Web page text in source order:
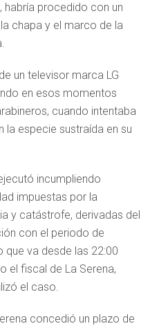
habría procedido con un
chapa y el marco de la
un televisor marca LG
en esos momentos
cuando intentaba
la especie sustraída en su
incumpliendo
impuestas por la
y catástrofe, derivadas del
con el periodo de
que va desde las 22:00
el fiscal de La Serena,
el caso.
concedió un plazo de